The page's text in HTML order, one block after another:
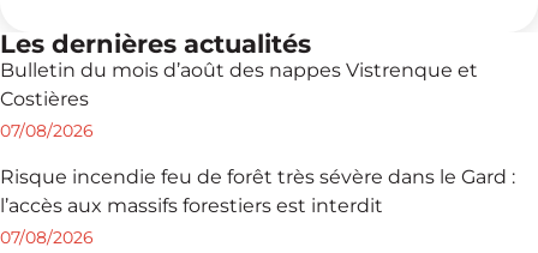
Les dernières actualités
Bulletin du mois d’août des nappes Vistrenque et
Costières
07/08/2026
Risque incendie feu de forêt très sévère dans le Gard :
l’accès aux massifs forestiers est interdit
07/08/2026